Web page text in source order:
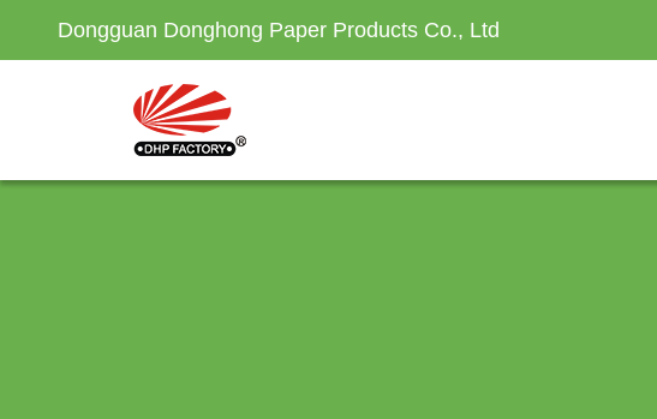
Dongguan Donghong Paper Products Co., Ltd